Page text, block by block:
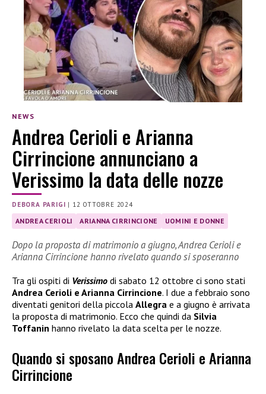
NEWS
Andrea Cerioli e Arianna
Cirrincione annunciano a
Verissimo la data delle nozze
DEBORA PARIGI | 12 OTTOBRE 2024
ANDREA CERIOLI ARIANNA CIRRINCIONE UOMINI E DONNE
Dopo la proposta di matrimonio a giugno, Andrea Cerioli e
Arianna Cirrincione hanno rivelato quando si sposeranno
Tra gli ospiti di Verissimo di sabato 12 ottobre ci sono stati
Andrea Cerioli e Arianna Cirrincione. I due a febbraio sono
diventati genitori della piccola Allegra e a giugno è arrivata
la proposta di matrimonio. Ecco che quindi da Silvia
Toffanin hanno rivelato la data scelta per le nozze.
Quando si sposano Andrea Cerioli e Arianna
Cirrincione